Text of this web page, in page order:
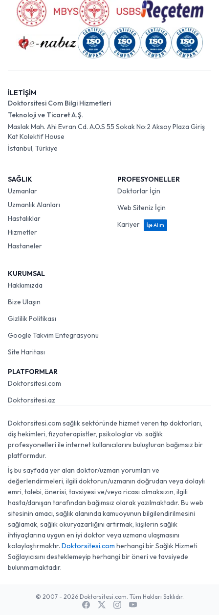
İLETİŞİM
Doktorsitesi Com Bilgi Hizmetleri
Teknoloji ve Ticaret A.Ş.
Maslak Mah. Ahi Evran Cd. A.O.S 55 Sokak No:2 Aksoy Plaza Giriş
Kat Kolektif House
İstanbul, Türkiye
SAĞLIK
Uzmanlar
Uzmanlık Alanları
Hastalıklar
Hizmetler
Hastaneler
PROFESYONELLER
Doktorlar İçin
Web Siteniz İçin
Kariyer
İşe Alım
KURUMSAL
Hakkımızda
Bize Ulaşın
Gizlilik Politikası
Google Takvim Entegrasyonu
Site Haritası
PLATFORMLAR
Doktorsitesi.com
Doktorsitesi.az
Doktorsitesi.com sağlık sektöründe hizmet veren tıp doktorları,
diş hekimleri, fizyoterapistler, psikologlar vb. sağlık
profesyonelleri ile internet kullanıcılarını buluşturan bağımsız bir
platformdur.
İş bu sayfada yer alan doktor/uzman yorumları ve
değerlendirmeleri, ilgili doktorun/uzmanın doğrudan veya dolaylı
emri, talebi, önerisi, tavsiyesi ve/veya ricası olmaksızın, ilgili
hasta/danışan tarafından bağımsız olarak yazılmaktadır. Bu web
sitesinin amacı, sağlık alanında kamuoyunun bilgilendirilmesini
sağlamak, sağlık okuryazarlığını artırmak, kişilerin sağlık
ihtiyaçlarına uygun en iyi doktor veya uzmana ulaşmasını
kolaylaştırmaktır. Doktorsitesi.com herhangi bir Sağlık Hizmeti
Sağlayıcısını desteklemeyip herhangi bir öneri ve tavsiyede
bulunmamaktadır.
© 2007 - 2026 Doktorsitesi.com. Tüm Hakları Saklıdır.